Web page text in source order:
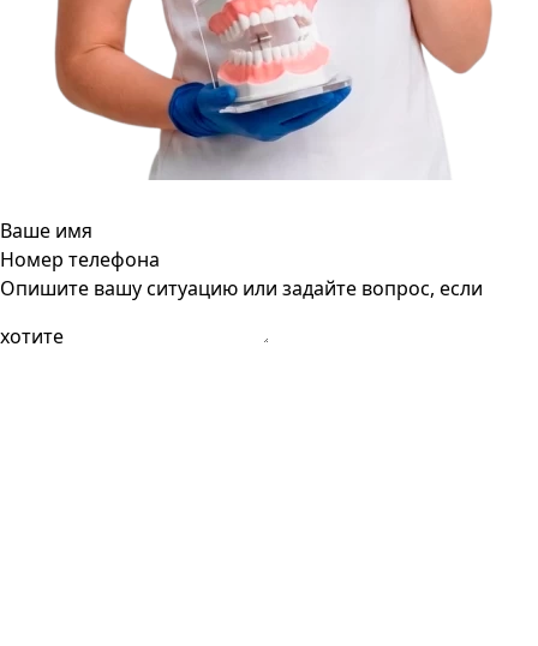
Ваше имя
Номер телефона
Опишите вашу ситуацию или задайте вопрос, если
хотите